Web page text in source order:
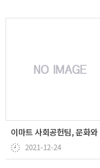
2021-12-24